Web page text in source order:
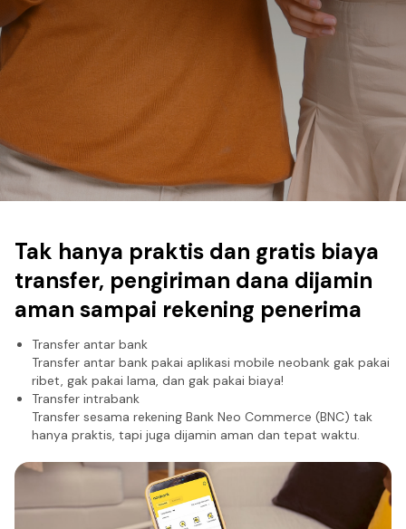
Tak hanya praktis dan gratis biaya
transfer, pengiriman dana dijamin
aman sampai rekening penerima
Transfer antar bank
Transfer antar bank pakai aplikasi mobile neobank gak pakai
ribet, gak pakai lama, dan gak pakai biaya!
Transfer intrabank
Transfer sesama rekening Bank Neo Commerce (BNC) tak
hanya praktis, tapi juga dijamin aman dan tepat waktu.